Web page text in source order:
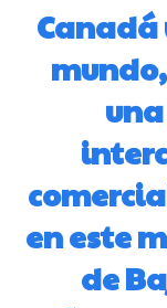
Canadá
en este
de